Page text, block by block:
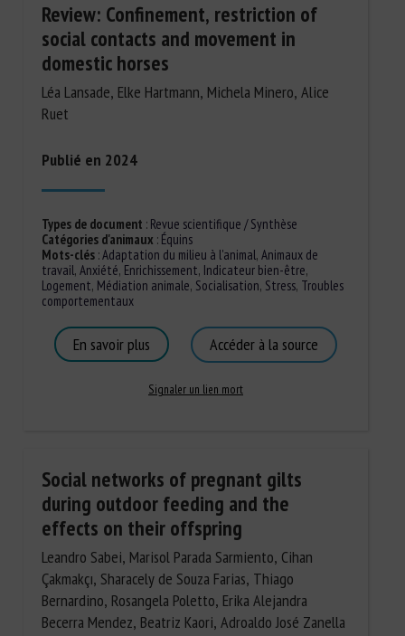
Review: Confinement, restriction of
social contacts and movement in
domestic horses
Léa Lansade, Elke Hartmann, Michela Minero, Alice
Ruet
Publié en 2024
Types de document : Revue scientifique / Synthèse
Catégories d'animaux : Équins
Mots-clés:Adaptation du milieu à l'animal, Animaux de
travail, Anxiété, Enrichissement, Indicateur bien-être,
Logement, Médiation animale, Socialisation, Stress, Troubles
comportementaux
En savoir plus Accéder à la source
Signaler un lien mort
Social networks of pregnant gilts
during outdoor feeding and the
effects on their offspring
Leandro Sabei, Marisol Parada Sarmiento, Cihan
Çakmakçı, Sharacely de Souza Farias, Thiago
Bernardino, Rosangela Poletto, Erika Alejandra
Becerra Mendez, Beatriz Kaori, Adroaldo José Zanella